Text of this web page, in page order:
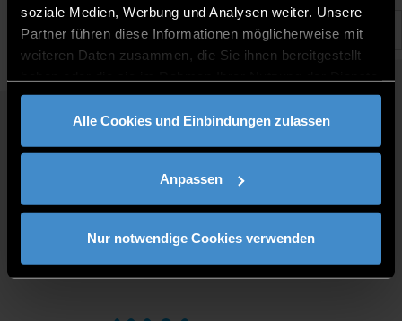
soziale Medien, Werbung und Analysen weiter. Unsere
Partner führen diese Informationen möglicherweise mit
weiteren Daten zusammen, die Sie ihnen bereitgestellt
gesammelt haben.
Alle Cookies und Einbindungen zulassen
Anpassen
Nur notwendige Cookies verwenden
QUICKLINKS
FOR BUSINESSES
DIRECTIONS